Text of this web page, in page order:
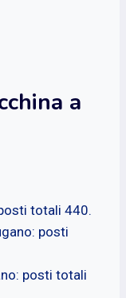
a
totali 440.
posti
posti totali